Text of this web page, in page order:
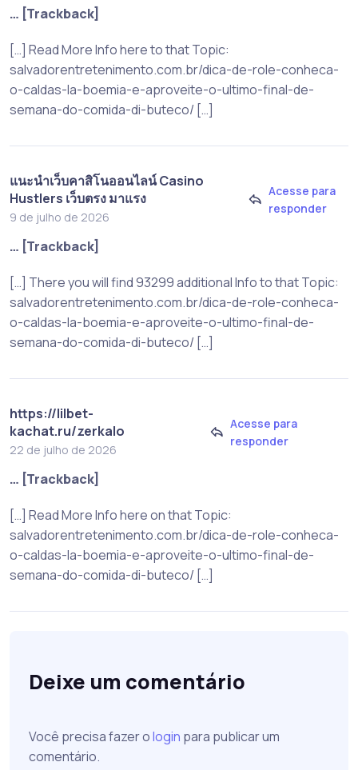
… [Trackback]
[…] Read More Info here to that Topic:
salvadorentretenimento.com.br/dica-de-role-conheca-
o-caldas-la-boemia-e-aproveite-o-ultimo-final-de-
semana-do-comida-di-buteco/ […]
แนะนำเว็บคาสิโนออนไลน์ Casino
Hustlers เว็บตรง มาแรง
9 de julho de 2026
Acesse para
responder
… [Trackback]
[…] There you will find 93299 additional Info to that Topic:
salvadorentretenimento.com.br/dica-de-role-conheca-
o-caldas-la-boemia-e-aproveite-o-ultimo-final-de-
semana-do-comida-di-buteco/ […]
https://lilbet-
kachat.ru/zerkalo
22 de julho de 2026
Acesse para
responder
… [Trackback]
[…] Read More Info here on that Topic:
salvadorentretenimento.com.br/dica-de-role-conheca-
o-caldas-la-boemia-e-aproveite-o-ultimo-final-de-
semana-do-comida-di-buteco/ […]
Deixe um comentário
Você precisa fazer ologin para publicar um
comentário.